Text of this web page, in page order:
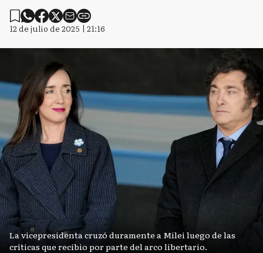
12 de julio de 2025 | 21:16
La vicepresidenta cruzó duramente a Milei luego de las
críticas que recibio por parte del arco libertario.